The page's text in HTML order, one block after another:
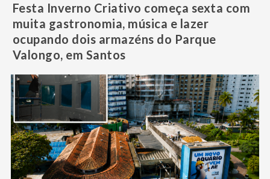
Festa Inverno Criativo começa sexta com
muita gastronomia, música e lazer
ocupando dois armazéns do Parque
Valongo, em Santos